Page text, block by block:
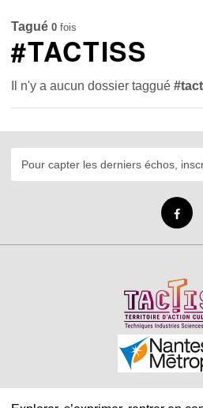
Tagué 0 fois
#TACTISS
Il n'y a aucun dossier taggué